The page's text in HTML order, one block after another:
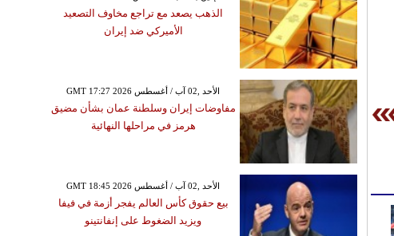
الذهب يصعد مع تراجع مخاوف التصعيد
الأميركي ضد إيران
GMT 17:27 2026 الأحد ,02 آب / أغسطس
مفاوضات إيران وسلطنة عمان بشأن مضيق
هرمز في مراحلها النهائية
GMT 18:45 2026 الأحد ,02 آب / أغسطس
بيع حقوق كأس العالم يفجر أزمة في فيفا
ويزيد الضغوط على إنفانتينو